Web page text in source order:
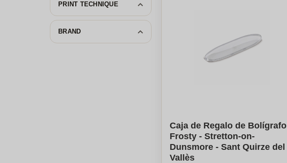
PRINT TECHNIQUE
BRAND
Caja de Regalo de Bolígrafo
Frosty - Stretton-on-
Dunsmore - Sant Quirze del
Vallès